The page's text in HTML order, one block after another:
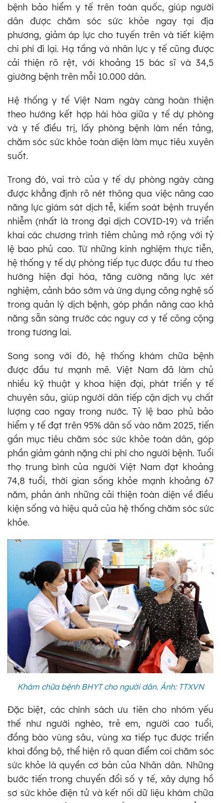
bệnh bảo hiểm y tế trên toàn quốc, giúp người
dân được chăm sóc sức khỏe ngay tại địa
phương, giảm áp lực cho tuyến trên và tiết kiệm
chi phí đi lại. Hạ tầng và nhân lực y tế cũng được
cải thiện rõ rệt, với khoảng 15 bác sĩ và 34,5
giường bệnh trên mỗi 10.000 dân.
Hệ thống y tế Việt Nam ngày càng hoàn thiện
theo hướng kết hợp hài hòa giữa y tế dự phòng
và y tế điều trị, lấy phòng bệnh làm nền tảng,
chăm sóc sức khỏe toàn diện làm mục tiêu xuyên
suốt.
Trong đó, vai trò của y tế dự phòng ngày càng
được khẳng định rõ nét thông qua việc nâng cao
năng lực giám sát dịch tễ, kiểm soát bệnh truyền
nhiễm (nhất là trong đại dịch COVID-19) và triển
khai các chương trình tiêm chủng mở rộng với tỷ
lệ bao phủ cao. Từ những kinh nghiệm thực tiễn,
hệ thống y tế dự phòng tiếp tục được đầu tư theo
hướng hiện đại hóa, tăng cường năng lực xét
nghiệm, cảnh báo sớm và ứng dụng công nghệ số
trong quản lý dịch bệnh, góp phần nâng cao khả
năng sẵn sàng trước các nguy cơ y tế công cộng
trong tương lai.
Song song với đó, hệ thống khám chữa bệnh
được đầu tư mạnh mẽ. Việt Nam đã làm chủ
nhiều kỹ thuật y khoa hiện đại, phát triển y tế
chuyên sâu, giúp người dân tiếp cận dịch vụ chất
lượng cao ngay trong nước. Tỷ lệ bao phủ bảo
hiểm y tế đạt trên 95% dân số vào năm 2025, tiến
gần mục tiêu chăm sóc sức khỏe toàn dân, góp
phần giảm gánh nặng chi phí cho người bệnh. Tuổi
thọ trung bình của người Việt Nam đạt khoảng
74,8 tuổi, thời gian sống khỏe mạnh khoảng 67
năm, phản ánh những cải thiện toàn diện về điều
kiện sống và hiệu quả của hệ thống chăm sóc sức
khỏe.
Khám chữa bệnh BHYT cho người dân. Ảnh: TTXVN
Đặc biệt, các chính sách ưu tiên cho nhóm yếu
thế như người nghèo, trẻ em, người cao tuổi,
đồng bào vùng sâu, vùng xa tiếp tục được triển
khai đồng bộ, thể hiện rõ quan điểm coi chăm sóc
sức khỏe là quyền cơ bản của Nhân dân. Những
bước tiến trong chuyển đổi số y tế, xây dựng hồ
sơ sức khỏe điện tử và kết nối dữ liệu khám chữa